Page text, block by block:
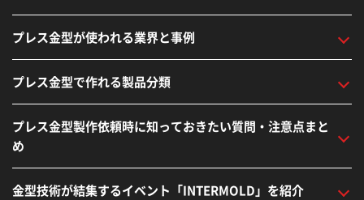
プレス金型が使われる業界と事例
プレス金型で作れる製品分類
プレス金型製作依頼時に知っておきたい質問・注意点まと
め
金型技術が結集するイベント「INTERMOLD」を紹介